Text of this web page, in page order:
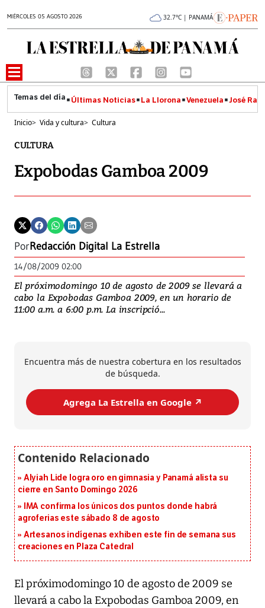
MIÉRCOLES 05 AGOSTO 2026 32.7°C | PANAMÁ
Últimas Noticias La Llorona Venezuela José
Inicio> Vida y cultura> Cultura
CULTURA
Expobodas Gamboa 2009
PorRedacción Digital La Estrella
14/08/2009 02:00
El próximodomingo 10 de agosto de 2009 se llevará a
cabo la Expobodas Gamboa 2009, en un horario de
11:00 a.m. a 6:00 p.m. La inscripció...
Encuentra más de nuestra cobertura en los resultados
de búsqueda.
Agrega La Estrella en Google ↗️
Alyiah Lide logra oro en gimnasia y Panamá alista su
cierre en Santo Domingo 2026
IMA confirma los únicos dos puntos donde habrá
agroferias este sábado 8 de agosto
Artesanos indígenas exhiben este fin de semana sus
creaciones en Plaza Catedral
El próximodomingo 10 de agosto de 2009 se
llevará a cabo la Expobodas Gamboa 2009, en